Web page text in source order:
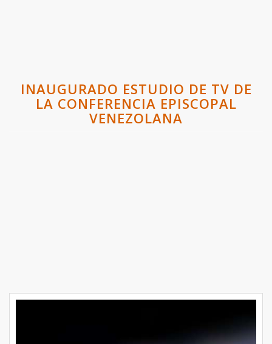
INAUGURADO ESTUDIO DE TV DE
LA CONFERENCIA EPISCOPAL
VENEZOLANA